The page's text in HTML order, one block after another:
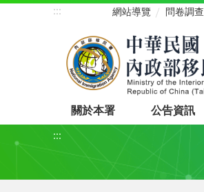
::: 網站導覽 問卷調查
關於本署 公告資訊
:::